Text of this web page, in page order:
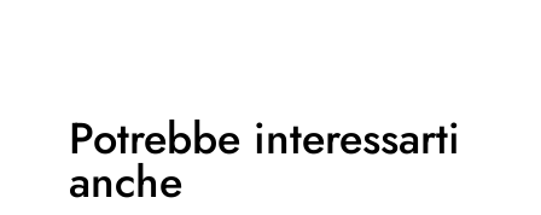
Potrebbe interessarti
anche